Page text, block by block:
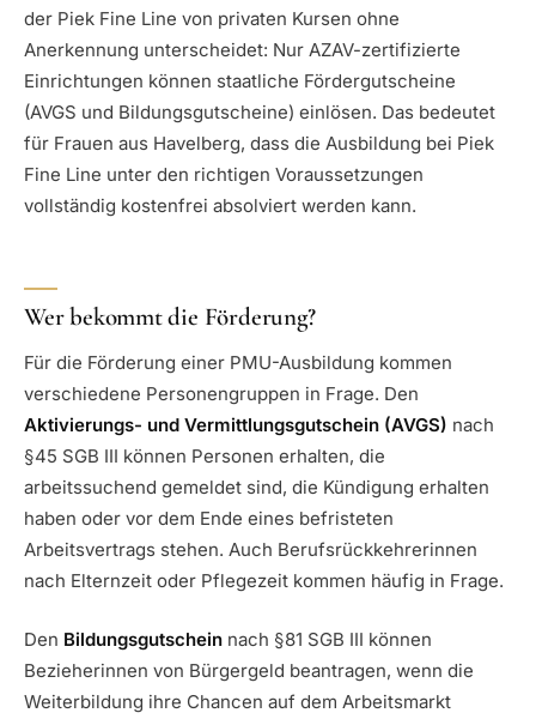
der Piek Fine Line von privaten Kursen ohne
Anerkennung unterscheidet: Nur AZAV-zertifizierte
Einrichtungen können staatliche Fördergutscheine
(AVGS und Bildungsgutscheine) einlösen. Das bedeutet
für Frauen aus Havelberg, dass die Ausbildung bei Piek
Fine Line unter den richtigen Voraussetzungen
vollständig kostenfrei absolviert werden kann.
Wer bekommt die Förderung?
Für die Förderung einer PMU-Ausbildung kommen
verschiedene Personengruppen in Frage. Den
Aktivierungs- und Vermittlungsgutschein (AVGS) nach
§45 SGB III können Personen erhalten, die
arbeitssuchend gemeldet sind, die Kündigung erhalten
haben oder vor dem Ende eines befristeten
Arbeitsvertrags stehen. Auch Berufsrückkehrerinnen
nach Elternzeit oder Pflegezeit kommen häufig in Frage.
Den Bildungsgutschein nach §81 SGB III können
Bezieherinnen von Bürgergeld beantragen, wenn die
Weiterbildung ihre Chancen auf dem Arbeitsmarkt